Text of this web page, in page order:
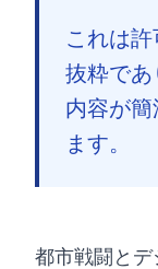
これは
抜粋で
内容が
ます。
都市戦闘とデ